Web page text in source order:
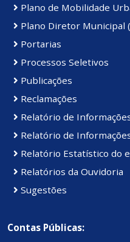
Plano de Mobilidade
Plano Diretor Municipal
Portarias
Processos Seletivos
Publicações
Reclamações
Relatório de
Relatório de
Relatório Estatístico do
Relatórios da Ouvidoria
Sugestões
Contas Públicas: